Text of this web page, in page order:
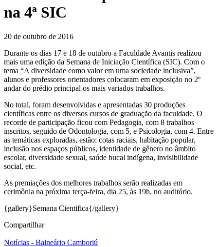
na 4ª SIC
20 de outubro de 2016
Durante os dias 17 e 18 de outubro a Faculdade Avantis realizou
mais uma edição da Semana de Iniciação Científica (SIC). Com o
tema “A diversidade como valor em uma sociedade inclusiva”,
alunos e professores orientadores colocaram em exposição no 2º
andar do prédio principal os mais variados trabalhos.
No total, foram desenvolvidas e apresentadas 30 produções
científicas entre os diversos cursos de graduação da faculdade. O
recorde de participação ficou com Pedagogia, com 8 trabalhos
inscritos, seguido de Odontologia, com 5, e Psicologia, com 4. Entre
as temáticas exploradas, estão: cotas raciais, habitação popular,
inclusão nos espaços públicos, identidade de gênero no âmbito
escolar, diversidade sexual, saúde bucal indígena, invisibilidade
social, etc.
As premiações dos melhores trabalhos serão realizadas em
cerimônia na próxima terça-feira, dia 25, às 19h, no auditório.
{gallery}Semana Cientifica{/gallery}
Compartilhar
Notícias - Balneário Camboriú